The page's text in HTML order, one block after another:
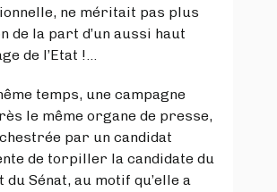
ne méritait pas plus
de la part d’un aussi haut
de l’Etat !…
temps, une campagne
le même organe de presse,
par un candidat
de torpiller la candidate du
du Sénat, au motif qu’elle a